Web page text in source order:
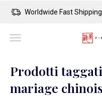
Safe
Prodotti
mariage